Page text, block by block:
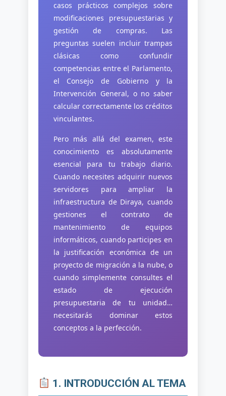
casos prácticos complejos sobre
modificaciones presupuestarias y
gestión de compras. Las
preguntas suelen incluir trampas
clásicas como confundir
competencias entre el Parlamento,
el Consejo de Gobierno y la
Intervención General, o no saber
calcular correctamente los créditos
vinculantes.
Pero más allá del examen, este
conocimiento es absolutamente
esencial para tu trabajo diario.
Cuando necesites adquirir nuevos
servidores para ampliar la
infraestructura de Diraya, cuando
gestiones el contrato de
mantenimiento de equipos
informáticos, cuando participes en
la justificación económica de un
proyecto de migración a la nube, o
cuando simplemente consultes el
estado de ejecución
presupuestaria de tu unidad…
necesitarás dominar estos
conceptos a la perfección.
1. INTRODUCCIÓN AL TEMA